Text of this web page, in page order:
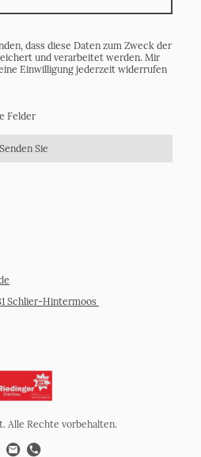
dass diese Daten zum Zweck der
und verarbeitet werden. Mir
Einwilligung jederzeit widerrufen
Felder
Senden Sie
Schlier-Hintermoos
Alle Rechte vorbehalten.